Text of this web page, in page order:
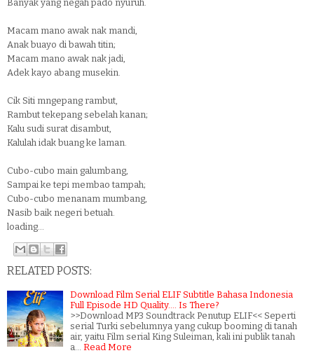
Banyak yang negah pado nyuruh.
Macam mano awak nak mandi,
Anak buayo di bawah titin;
Macam mano awak nak jadi,
Adek kayo abang musekin.
Cik Siti mngepang rambut,
Rambut tekepang sebelah kanan;
Kalu sudi surat disambut,
Kalulah idak buang ke laman.
Cubo-cubo main galumbang,
Sampai ke tepi membao tampah;
Cubo-cubo menanam mumbang,
Nasib baik negeri betuah.
loading...
RELATED POSTS:
Download Film Serial ELIF Subtitle Bahasa Indonesia
Full Episode HD Quality.... Is There?
>>Download MP3 Soundtrack Penutup ELIF<< Seperti
serial Turki sebelumnya yang cukup booming di tanah
air, yaitu Film serial King Suleiman, kali ini publik tanah
a…
Read More